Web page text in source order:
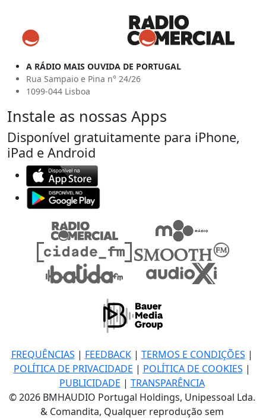
A RÁDIO MAIS OUVIDA DE PORTUGAL
Rua Sampaio e Pina n° 24/26
1099-044 Lisboa
Instale as nossas Apps
Disponível gratuitamente para iPhone,
iPad e Android
FREQUÊNCIAS | FEEDBACK| TERMOS E CONDIÇÕES |
POLÍTICA DE PRIVACIDADE | POLÍTICA DE COOKIES |
PUBLICIDADE | TRANSPARÊNCIA
© 2026 BMHAUDIO Portugal Holdings, Unipessoal Lda.
& Comandita, Qualquer reprodução sem